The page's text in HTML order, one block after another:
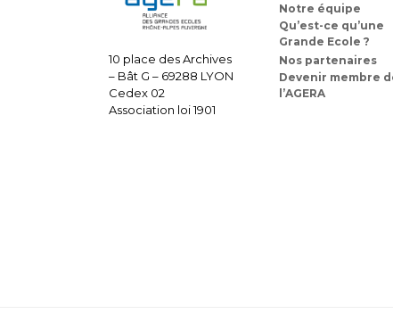
10 place des Archives
– Bât G – 69288 LYON
Cedex 02
Association loi 1901
Notre équipe
Qu’est-ce qu’une
Grande Ecole ?
Nos partenaires
Devenir membre
l’AGERA